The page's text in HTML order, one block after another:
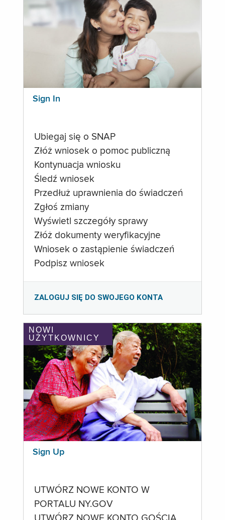
Sign In
Ubiegaj się o SNAP
Złóż wniosek o pomoc publiczną
Kontynuacja wniosku
Śledź wniosek
Przedłuż uprawnienia do świadczeń
Zgłoś zmiany
Wyświetl szczegóły sprawy
Złóż dokumenty weryfikacyjne
Wniosek o zastąpienie świadczeń
Podpisz wniosek
ZALOGUJ SIĘ DO SWOJEGO KONTA
NOWI
UŻYTKOWNICY
Sign Up
UTWÓRZ NOWE KONTO W
PORTALU NY.GOV